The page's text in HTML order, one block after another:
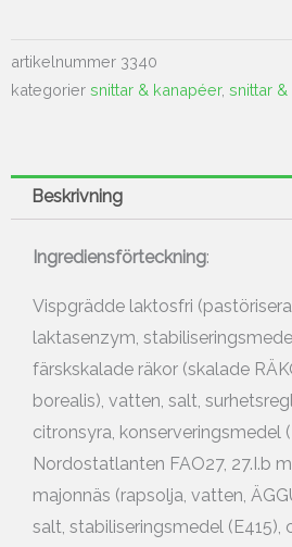
artikelnummer 3340
kategorier snittar & kanapéer, snittar
Beskrivning
Ingrediensförteckning:
Vispgrädde laktosfri
laktasenzym,
färskskalade räkor (skalade
borealis), vatten, salt,
citronsyra, konserveringsmedel
Nordostatlanten FAO27, 27.I.b
majonnäs (rapsolja, vatten,
salt, stabiliseringsmedel (E415),